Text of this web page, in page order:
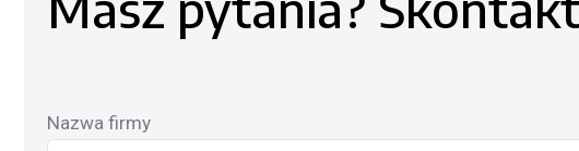
Nazwa firmy